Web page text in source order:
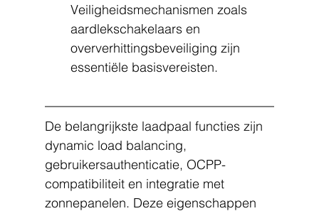
Veiligheidsmechanismen zoals
aardlekschakelaars en
oververhittingsbeveiliging zijn
essentiële basisvereisten.
De belangrijkste laadpaal functies zijn
dynamic load balancing,
gebruikersauthenticatie, OCPP-
compatibiliteit en integratie met
zonnepanelen. Deze eigenschappen